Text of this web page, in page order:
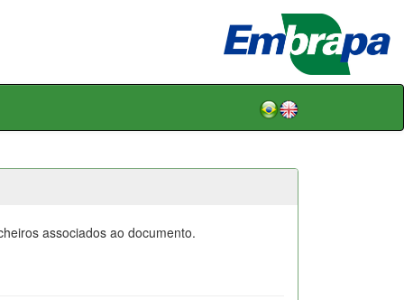
associados ao documento.